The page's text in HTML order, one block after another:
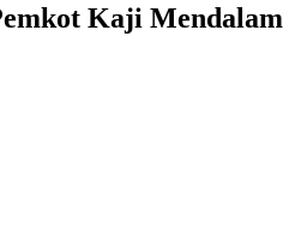
Kaji Mendalam